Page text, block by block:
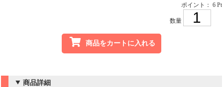
ポイント： 6 Pt
数量
商品をカートに入れる
商品詳細